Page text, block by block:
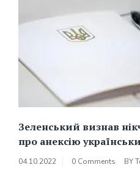
Зеленський визнав
про анексію
04.10.2022 0 Comments BY